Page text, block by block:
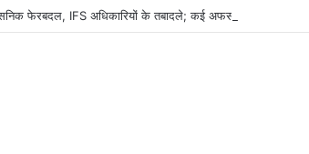
फेरबदल, IFS अधिकारियों के तबादले; कई अफसरों को नई जिम्मेदारी